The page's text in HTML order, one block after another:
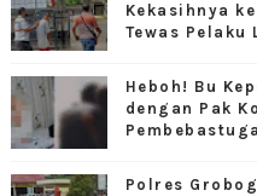
Kekasihnya
Tewas
Heboh! Bu
dengan Pak
Polres